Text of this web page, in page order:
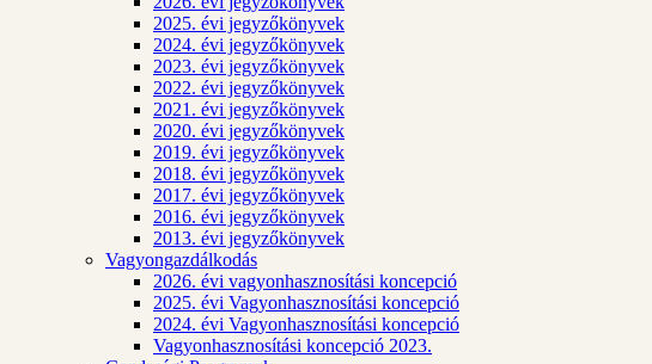
2025. évi jegyzőkönyvek
2024. évi jegyzőkönyvek
2023. évi jegyzőkönyvek
2022. évi jegyzőkönyvek
2021. évi jegyzőkönyvek
2020. évi jegyzőkönyvek
2019. évi jegyzőkönyvek
2018. évi jegyzőkönyvek
2017. évi jegyzőkönyvek
2016. évi jegyzőkönyvek
2013. évi jegyzőkönyvek
Vagyongazdálkodás
2026. évi vagyonhasznosítási koncepció
2025. évi Vagyonhasznosítási koncepció
2024. évi Vagyonhasznosítási koncepció
Vagyonhasznosítási koncepció 2023.